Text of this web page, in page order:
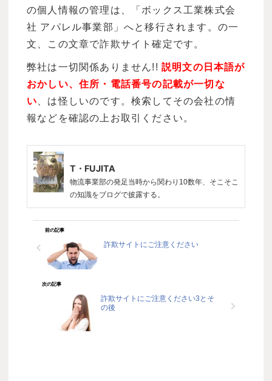
の個人情報の管理は、「ボックス工業株式会
社 アパレル事業部」へと移行されます。の一
文、この文章で詐欺サイト確定です。
弊社は一切関係ありません!!説明文の日本語が
おかしい、住所・電話番号の記載が一切な
い、は怪しいのです。検索してその会社の情
報などを確認の上お取引ください。
T・FUJITA
物流事業部の発足当時から関わり10数年、そこそこ
の知識をブログで披露する。
前の記事
詐欺サイトにご注意ください
次の記事
詐欺サイトにご注意ください3とそ
の後